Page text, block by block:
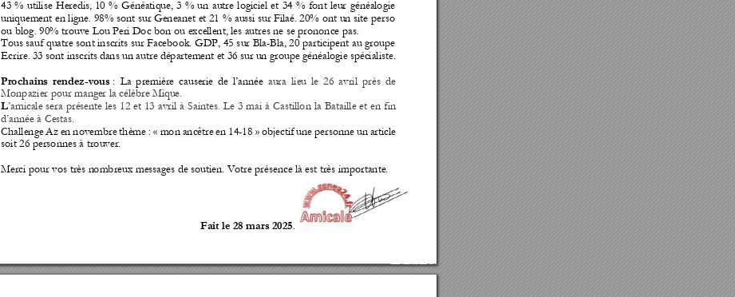
43 % utilise Heredis, 10 % Généatique, 3 % un autre logiciel et 34 % font leur généalogie
uniquement en ligne. 98% sont sur Geneanet et 21 % aussi sur Filaé. 20% ont un site perso
ou blog. 90% trouve Lou Peri Doc bon ou excellent, les autres ne se prononce pas.
Tous sauf quatre sont inscrits sur Facebook. GDP, 45 sur Bla-Bla, 20 participent au groupe
Ecrire. 33 sont inscrits dans un autre département et 36 sur un groupe généalogie spécialiste.
Prochains rendez-vous : La première causerie de l’année aura lieu le 26 avril près de
Monpazier pour manger la célèbre Mique.
L’amicale sera présente les 12 et 13 avril à Saintes. Le 3 mai à Castillon la Bataille et en fin
d’année à Cestas.
Challenge Az en novembre thème : « mon ancêtre en 14-18 » objectif une personne un article
soit 26 personnes à trouver.
Merci pour vos très nombreux messages de soutien. Votre présence là est très importante.
Fait le 28 mars 2025.